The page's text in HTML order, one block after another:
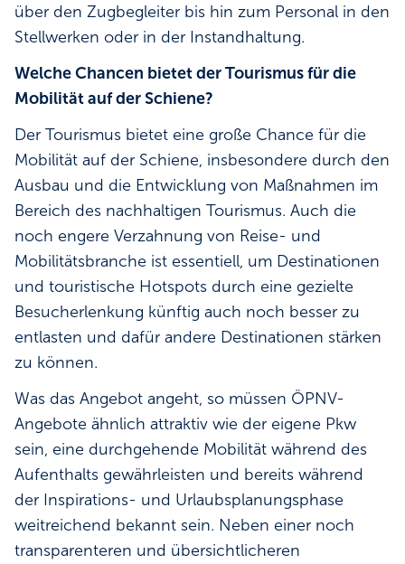
über den Zugbegleiter bis hin zum Personal in den
Stellwerken oder in der Instandhaltung.
Welche Chancen bietet der Tourismus für die
Mobilität auf der Schiene?
Der Tourismus bietet eine große Chance für die
Mobilität auf der Schiene, insbesondere durch den
Ausbau und die Entwicklung von Maßnahmen im
Bereich des nachhaltigen Tourismus. Auch die
noch engere Verzahnung von Reise- und
Mobilitätsbranche ist essentiell, um Destinationen
und touristische Hotspots durch eine gezielte
Besucherlenkung künftig auch noch besser zu
entlasten und dafür andere Destinationen stärken
zu können.
Was das Angebot angeht, so müssen ÖPNV-
Angebote ähnlich attraktiv wie der eigene Pkw
sein, eine durchgehende Mobilität während des
Aufenthalts gewährleisten und bereits während
der Inspirations- und Urlaubsplanungsphase
weitreichend bekannt sein. Neben einer noch
transparenteren und übersichtlicheren